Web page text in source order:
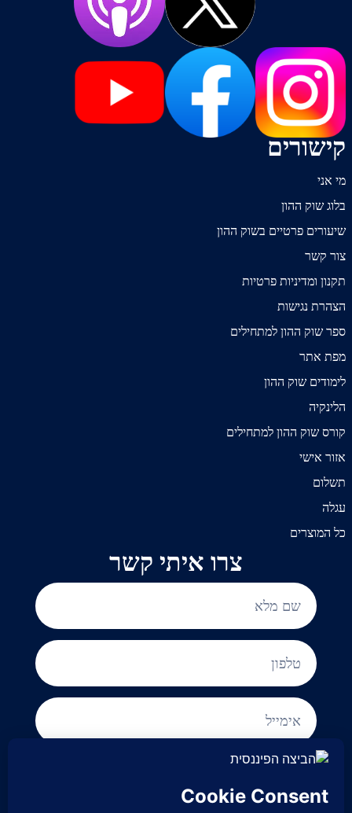
צרו איתי קשר
אני מסכים/ה לקבל עדכונים וחומר פרסומי
קישורים
מי אני
בלוג שוק ההון
שיעורים פרטיים בשוק ההון
צור קשר
תקנון ומדיניות פרטיות
הצהרת נגישות
ספר שוק ההון למתחילים
מפת אתר
לימודים שוק ההון
הלינקיה
קורס שוק ההון למתחילים
אזור אישי
תשלום
עגלה
כל המוצרים